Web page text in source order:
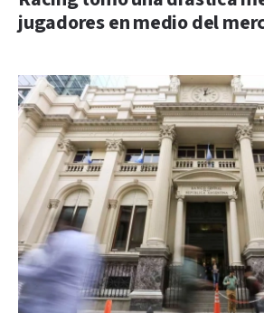
jugadores en medio del